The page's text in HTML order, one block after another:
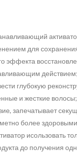
для
эффекта
действием;
глубокую
и жесткие волосы;
запечатывает
более
исользовать
до получения